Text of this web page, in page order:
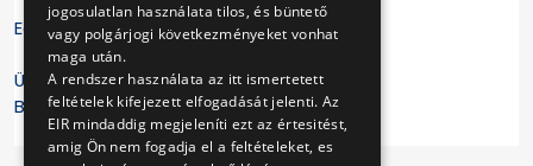
Együttműködésükben bízva,
Üdvözlettel:
BKV Zrt.
jogosulatlan használata tilos, és büntető
vagy polgárjogi következményeket vonhat
maga után.
A rendszer használata az itt ismertetett
feltételek kifejezett elfogadását jelenti. Az
EIR mindaddig megjeleníti ezt az értesitést,
amig Ön nem fogadja el a feltételeket, es